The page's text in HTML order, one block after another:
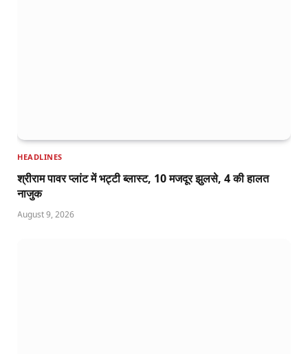
HEADLINES
श्रीराम पावर प्लांट में भट्टी ब्लास्ट, 10 मजदूर झुलसे, 4 की हालत
नाजुक
August 9, 2026